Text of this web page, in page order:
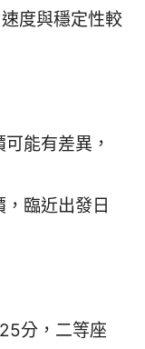
度與穩定性較
能有差異，
臨近出發日
分，二等座